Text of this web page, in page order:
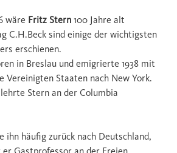
wäre Fritz Stern 100 Jahre alt
C.H.Beck sind einige der wichtigsten
erschienen.
in Breslau und emigrierte 1938 mit
Vereinigten Staaten nach New York.
Stern an der Columbia
ihn häufig zurück nach Deutschland,